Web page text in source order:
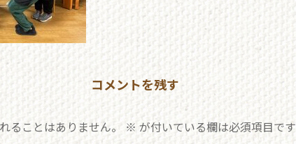
コメントを残す
ることはありません。 ※ が付いている欄は必須項目です